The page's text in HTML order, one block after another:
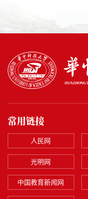
常用链接
人民网
光明网
中国教育新闻网